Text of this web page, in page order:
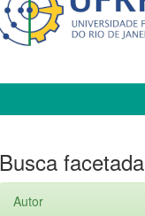
Busca facetada
Autor